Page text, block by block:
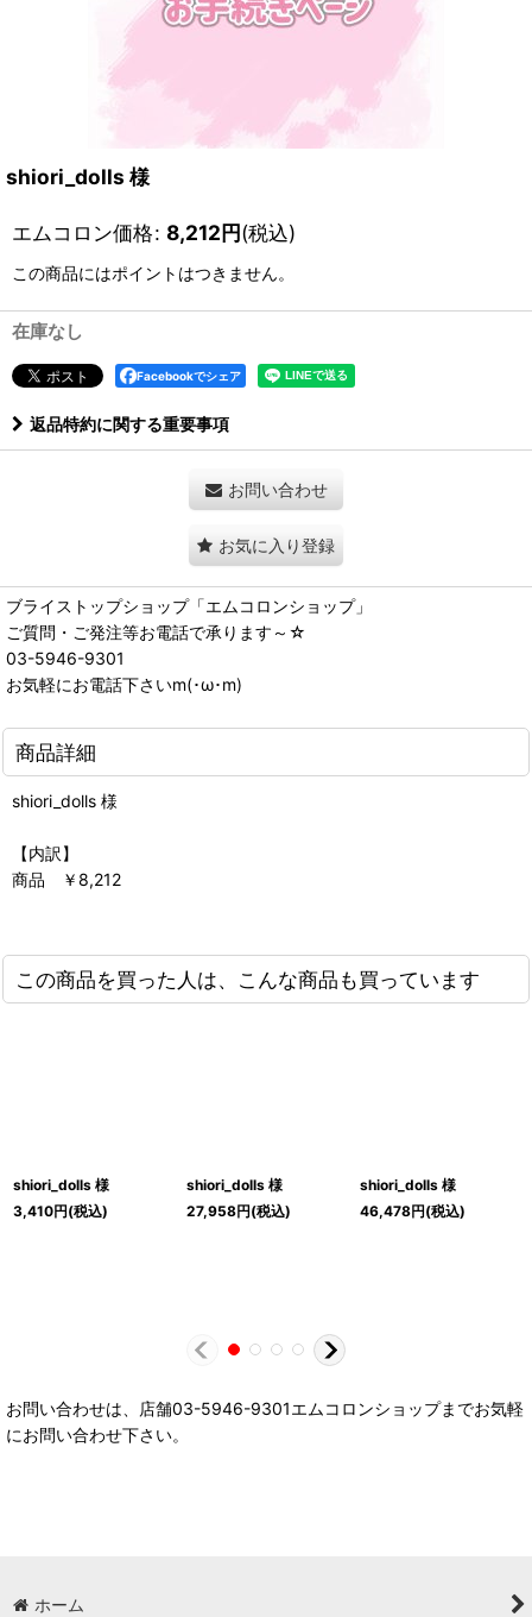
shiori_dolls 様
エムコロン価格: 8,212円(税込)
この商品にはポイントはつきません。
在庫なし
Facebookでシェア
返品特約に関する重要事項
お問い合わせ
お気に入り登録
ブライストップショップ「エムコロンショップ」
ご質問・ご発注等お電話で承ります～☆
03-5946-9301
お気軽にお電話下さいm(･ω･m)
商品詳細
shiori_dolls 様
【内訳】
商品 ￥8,212
この商品を買った人は、こんな商品も買っています
shiori_dolls 様
3,410円(税込)
shiori_dolls 様
27,958円(税込)
shiori_dolls 様
46,478円(税込)
お問い合わせは、店舗03-5946-9301エムコロンショップまでお気軽
にお問い合わせ下さい。
ホーム